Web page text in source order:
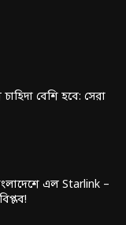
বেশি হবে: সেরা
এল Starlink –